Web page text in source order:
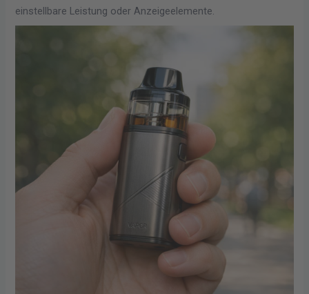
einstellbare Leistung oder Anzeigeelemente.